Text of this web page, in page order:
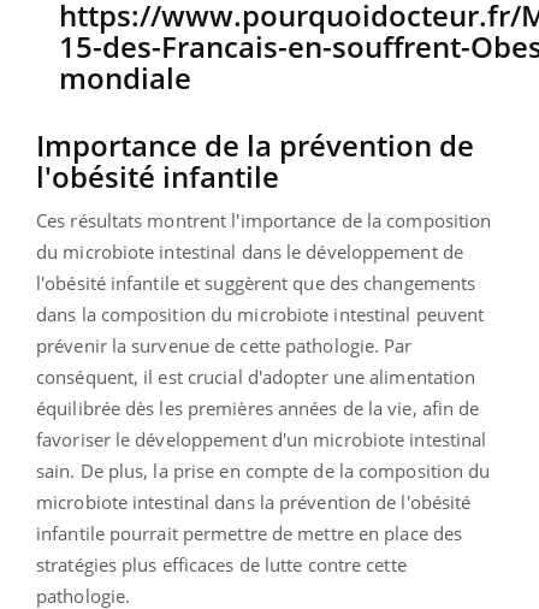
Importance de la prévention de
l'obésité infantile
Ces résultats montrent l'importance de la composition
du microbiote intestinal dans le développement de
l'obésité infantile et suggèrent que des changements
dans la composition du microbiote intestinal peuvent
prévenir la survenue de cette pathologie. Par
conséquent, il est crucial d'adopter une alimentation
équilibrée dès les premières années de la vie, afin de
favoriser le développement d'un microbiote intestinal
sain. De plus, la prise en compte de la composition du
microbiote intestinal dans la prévention de l'obésité
infantile pourrait permettre de mettre en place des
stratégies plus efficaces de lutte contre cette
pathologie.